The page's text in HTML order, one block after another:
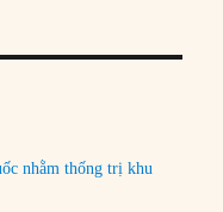
nhằm thống trị khu